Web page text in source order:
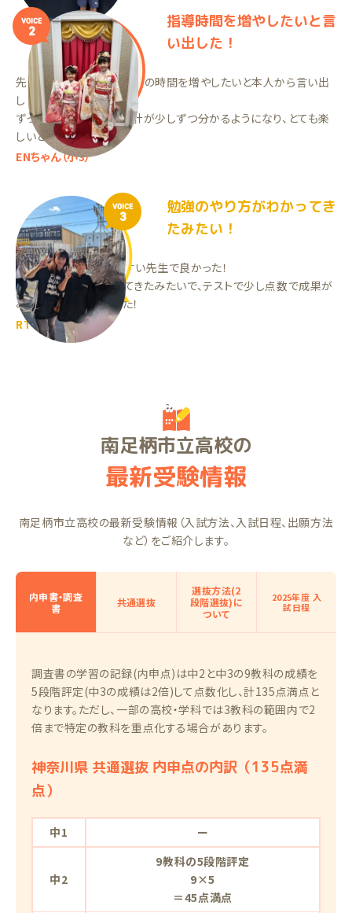
VOICE
2
指導時間を増やしたいと言
い出した！
先生が大好きで、家庭教師の時間を増やしたいと本人から言い出
しました！
ずっと分からなかった時計が少しずつ分かるようになり、とても楽
しいと喜んでいます。
ENちゃん（小3）
VOICE
3
勉強のやり方がわかってき
たみたい！
わからない所を聞きやすい先生で良かった！
勉強のやり方がわかってきたみたいで、テストで少し点数で成果が
みられて喜んでいました！
RTちゃん（中3）
南足柄市立高校の
最新受験情報
南足柄市立高校の最新受験情報（入試方法、入試日程、出願方法
など）をご紹介します。
内申書・調査
書
共通選抜
選抜方法(2
段階選抜)に
ついて
2025年度 入
試日程
調査書の学習の記録(内申点)は中2と中3の9教科の成績を
5段階評定(中3の成績は2倍)して点数化し、計135点満点と
なります。ただし、一部の高校・学科では3教科の範囲内で2
倍まで特定の教科を重点化する場合があります。
神奈川県 共通選抜 内申点の内訳（135点満
点）
中1
中2
ー
9教科の5段階評定
9×5
＝45点満点